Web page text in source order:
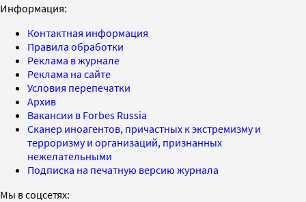
Информация:
Контактная информация
Правила обработки
Реклама в журнале
Реклама на сайте
Условия перепечатки
Архив
Вакансии в Forbes Russia
Сканер иноагентов, причастных к экстремизму и
терроризму и организаций, признанных
нежелательными
Подписка на печатную версию журнала
Мы в соцсетях: